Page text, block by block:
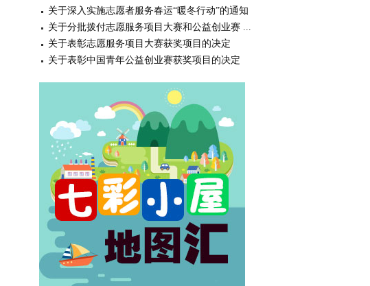
关于深入实施志愿者服务春运“暖冬行动”的通知
关于分批拨付志愿服务项目大赛和公益创业赛 ...
关于表彰志愿服务项目大赛获奖项目的决定
关于表彰中国青年公益创业赛获奖项目的决定